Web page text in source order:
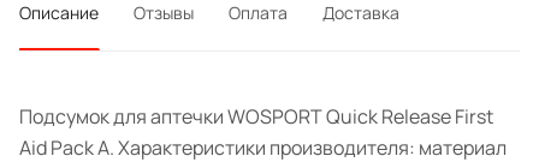
Описание Отзывы Оплата Доставка
Подсумок для аптечки WOSPORT Quick Release First
Aid Pack A. Характеристики производителя: материал